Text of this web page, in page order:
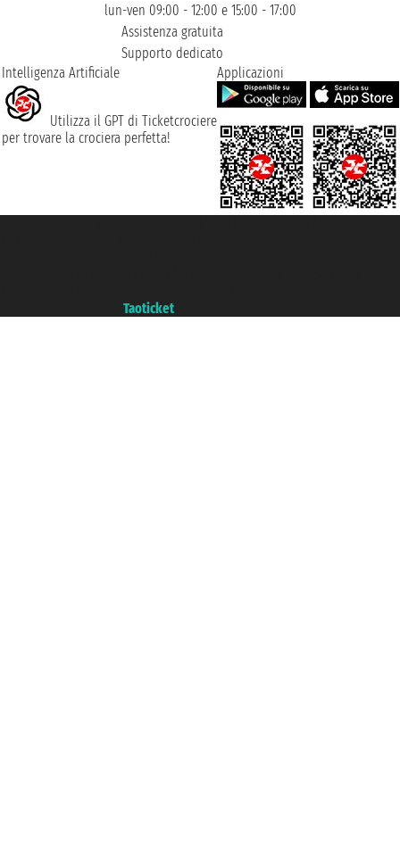
lun-ven 09:00 - 12:00 e 15:00 - 17:00
Assistenza gratuita
Supporto dedicato
Intelligenza Artificiale
Utilizza il GPT di Ticketcrociere
per trovare la crociera perfetta!
Applicazioni
Taoticket